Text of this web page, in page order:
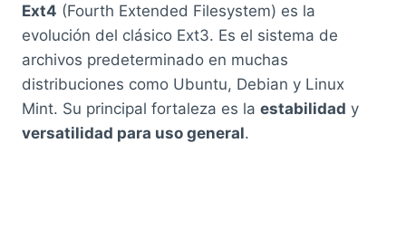
Ext4 (Fourth Extended Filesystem) es la
evolución del clásico Ext3. Es el sistema de
archivos predeterminado en muchas
distribuciones como Ubuntu, Debian y Linux
Mint. Su principal fortaleza es la estabilidad y
versatilidad para uso general.